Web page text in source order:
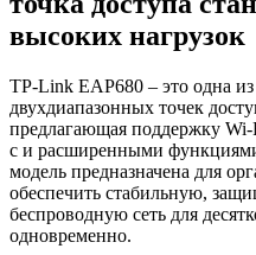
высоких нагрузок
TP-Link EAP680 – это одна
двухдиапазонных точек
предлагающая поддержку
с и расширенными
модель предназначена для
обеспечить стабильную,
беспроводную сеть для
одновременно.